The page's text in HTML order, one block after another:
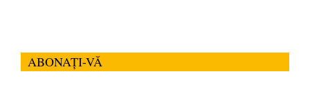
ABONAȚI-VĂ